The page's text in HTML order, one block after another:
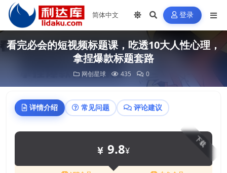
登录
看完必会的短视频标题课，吃透10大人性心理，
拿捏爆款标题套路
网创星球 435 0
详情介绍 常见问题 评论建议
下载
9.8¥